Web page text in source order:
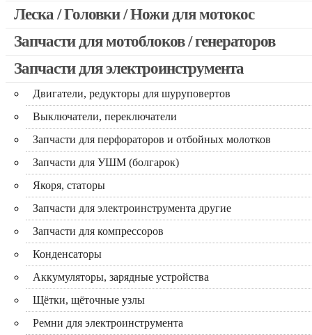
Запчасти для Китайских триммеров
Запчасти для мотокос Stihl / Husqvarna / Oleo-mac / Echo и
Леска / Головки / Ножи для мотокос
Запчасти для мотоблоков / генераторов
Запчасти для электроинструмента
Двигатели, редукторы для шуруповертов
Выключатели, переключатели
Запчасти для перфораторов и отбойных молотков
Запчасти для УШМ (болгарок)
Якоря, статоры
Запчасти для электроинструмента другие
Запчасти для компрессоров
Конденсаторы
Аккумуляторы, зарядные устройства
Щётки, щёточные узлы
Ремни для электроинструмента